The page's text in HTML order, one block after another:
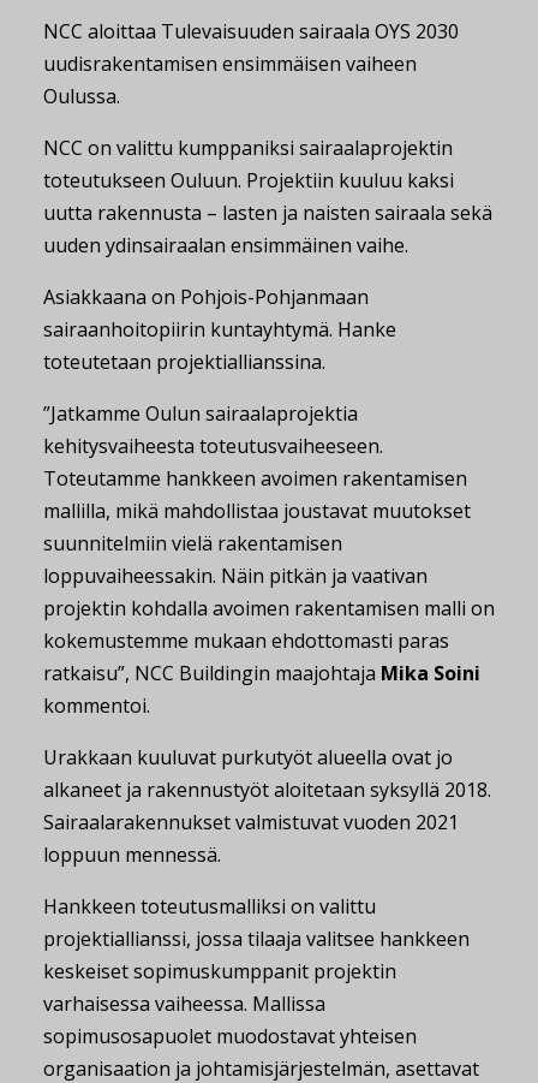
NCC aloittaa Tulevaisuuden sairaala OYS 2030
uudisrakentamisen ensimmäisen vaiheen
Oulussa.
NCC on valittu kumppaniksi sairaalaprojektin
toteutukseen Ouluun. Projektiin kuuluu kaksi
uutta rakennusta – lasten ja naisten sairaala sekä
uuden ydinsairaalan ensimmäinen vaihe.
Asiakkaana on Pohjois-Pohjanmaan
sairaanhoitopiirin kuntayhtymä. Hanke
toteutetaan projektiallianssina.
”Jatkamme Oulun sairaalaprojektia
kehitysvaiheesta toteutusvaiheeseen.
Toteutamme hankkeen avoimen rakentamisen
mallilla, mikä mahdollistaa joustavat muutokset
suunnitelmiin vielä rakentamisen
loppuvaiheessakin. Näin pitkän ja vaativan
projektin kohdalla avoimen rakentamisen malli on
kokemustemme mukaan ehdottomasti paras
ratkaisu”, NCC Buildingin maajohtaja Mika Soini
kommentoi.
Urakkaan kuuluvat purkutyöt alueella ovat jo
alkaneet ja rakennustyöt aloitetaan syksyllä 2018.
Sairaalarakennukset valmistuvat vuoden 2021
loppuun mennessä.
Hankkeen toteutusmalliksi on valittu
projektiallianssi, jossa tilaaja valitsee hankkeen
keskeiset sopimuskumppanit projektin
varhaisessa vaiheessa. Mallissa
sopimusosapuolet muodostavat yhteisen
organisaation ja johtamisjärjestelmän, asettavat